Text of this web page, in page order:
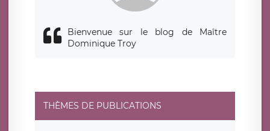
Bienvenue sur le blog de Maître
Dominique Troy
THÈMES DE PUBLICATIONS